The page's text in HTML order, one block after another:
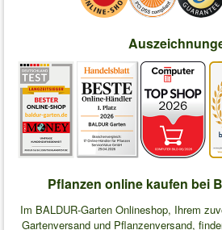
Pflanzen online kaufen bei
Im BALDUR-Garten Onlineshop, Ihrem
Gartenversand und Pflanzenversand,